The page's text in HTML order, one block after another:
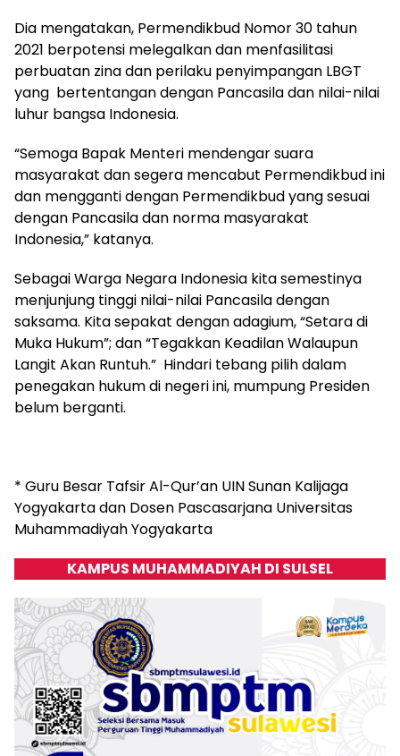
Dia mengatakan, Permendikbud Nomor 30 tahun
2021 berpotensi melegalkan dan menfasilitasi
perbuatan zina dan perilaku penyimpangan LBGT
yang bertentangan dengan Pancasila dan nilai-nilai
luhur bangsa Indonesia.
“Semoga Bapak Menteri mendengar suara
masyarakat dan segera mencabut Permendikbud ini
dan mengganti dengan Permendikbud yang sesuai
dengan Pancasila dan norma masyarakat
Indonesia,” katanya.
Sebagai Warga Negara Indonesia kita semestinya
menjunjung tinggi nilai-nilai Pancasila dengan
saksama. Kita sepakat dengan adagium, “Setara di
Muka Hukum”; dan “Tegakkan Keadilan Walaupun
Langit Akan Runtuh.” Hindari tebang pilih dalam
penegakan hukum di negeri ini, mumpung Presiden
belum berganti.
* Guru Besar Tafsir Al-Qur’an UIN Sunan Kalijaga
Yogyakarta dan Dosen Pascasarjana Universitas
Muhammadiyah Yogyakarta
KAMPUS MUHAMMADIYAH DI SULSEL